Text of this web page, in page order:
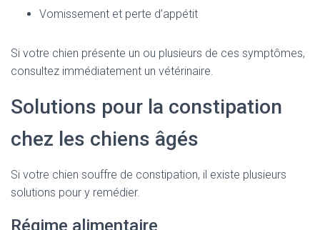
Vomissement et perte d’appétit
Si votre chien présente un ou plusieurs de ces symptômes,
consultez immédiatement un vétérinaire.
Solutions pour la constipation
chez les chiens âgés
Si votre chien souffre de constipation, il existe plusieurs
solutions pour y remédier.
Régime alimentaire